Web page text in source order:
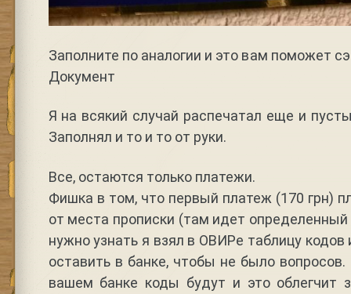
Заполните по аналогии и это вам поможет
Документ
Я на всякий случай распечатал еще и
Заполнял и то и то от руки.
Все, остаются только платежи.
Фишка в том, что первый платеж (170 грн)
от места прописки (там идет определенный
нужно узнать я взял в ОВИРе таблицу
оставить в банке, чтобы не было
вашем банке коды будут и это облегчит